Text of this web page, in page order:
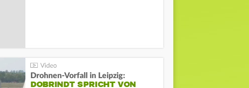
Drohnen-Vorfall in Leipzig:
DOBRINDT SPRICHT VON